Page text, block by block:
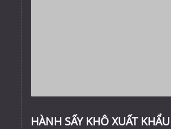
HÀNH SẤY KHÔ XUẤT KHẨU